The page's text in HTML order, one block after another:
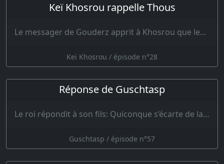
Keï Khosrou rappelle Thous
Le messager de Gouderz apprit à Khosrou que les jours de bonheur s’étaient obscurcis. Le vai…
Keï Khosrou / épisode n°28
Réponse de Guschtasp
Le roi répondit à son fils: Quiconque s’écarte de la droiture s’égare de la vraie route. Tu as fai…
Guschtasp / épisode n°57